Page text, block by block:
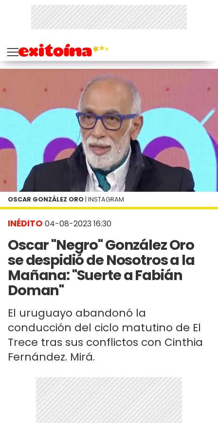
INÉDITO 04-08-2023 16:30
Oscar "Negro" González Oro
se despidió de Nosotros a la
Mañana: "Suerte a Fabián
Doman"
El uruguayo abandonó la
conducción del ciclo matutino de El
Trece tras sus conflictos con Cinthia
Fernández. Mirá.
OSCAR GONZÁLEZ ORO | INSTAGRAM